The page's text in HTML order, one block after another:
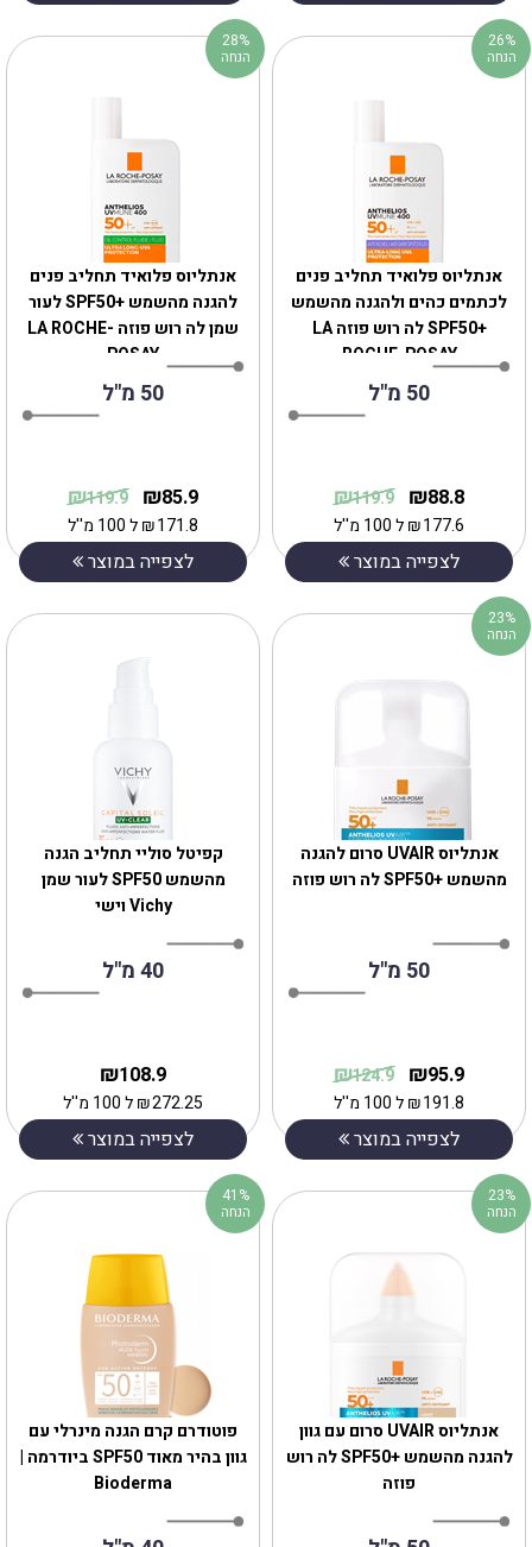
אנתליוס פלואיד תחליב פנים
להגנה מהשמש +SPF50 לעור
שמן לה רוש פוזה ‏LA ROCHE-
POSAY
50 מ"ל
85.9
₪
119.9
₪
171.8
₪ל 100 מ''ל
לצפייה במוצר
28%
הנחה
אנתליוס פלואיד תחליב פנים
לכתמים כהים ולהגנה מהשמש
+SPF50 לה רוש פוזה ‏LA
ROCHE-POSAY
50 מ"ל
88.8
₪
119.9
₪
177.6
₪ל 100 מ''ל
לצפייה במוצר
26%
הנחה
קפיטל סוליי תחליב הגנה
מהשמש SPF50 לעור שמן
Vichy וישי
40 מ"ל
108.9
₪
272.25
₪ל 100 מ''ל
לצפייה במוצר
אנתליוס UVAIR סרום להגנה
מהשמש +SPF50 לה רוש פוזה
50 מ"ל
95.9
₪
124.9
₪
191.8
₪ל 100 מ''ל
לצפייה במוצר
23%
הנחה
‎‎פוטודרם קרם הגנה מינרלי עם
גוון בהיר מאוד SPF50 ביודרמה |
Bioderma
41%
הנחה
אנתליוס UVAIR סרום עם גוון
להגנה מהשמש +SPF50 לה רוש
פוזה
23%
הנחה